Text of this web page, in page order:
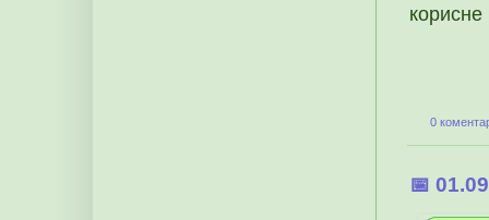
корисне
0
📅